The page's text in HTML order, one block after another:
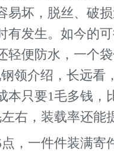
易坏，脱丝、破
有发生。如今的
轻便防水，一个
领介绍，长远看
本只要1毛多钱，
右，装载率还能
一件件装满寄